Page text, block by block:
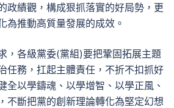
政績觀，構成狠抓落實的好局勢，更
為推動高質量發展的成效。
，各級黨委(黨組)要把鞏固拓展主題
任務，扛起主體責任，不折不扣抓好
全以學鑄魂、以學增智、以學正風、
不斷把黨的創新理論轉化為堅定幻想